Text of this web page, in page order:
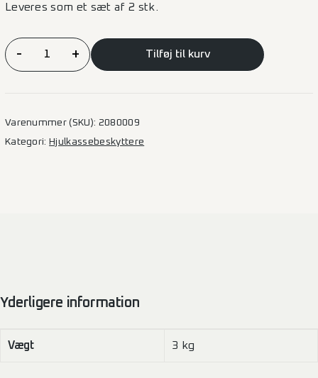
Leveres som et sæt af 2 stk.
Hjulkassebeskyttelse
Master/Interstar
- + Tilføj til kurv
Varenummer (SKU): 2080009
Kategori:Hjulkassebeskyttere
Yderligere information
Vægt 3 kg